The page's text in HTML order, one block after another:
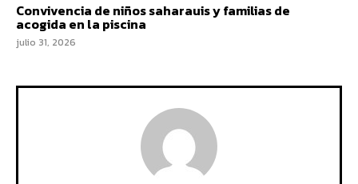
Convivencia de niños saharauis y familias de
acogida en la piscina
julio 31, 2026